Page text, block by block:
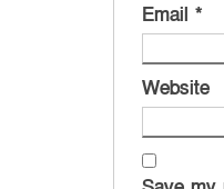
Email *
Website